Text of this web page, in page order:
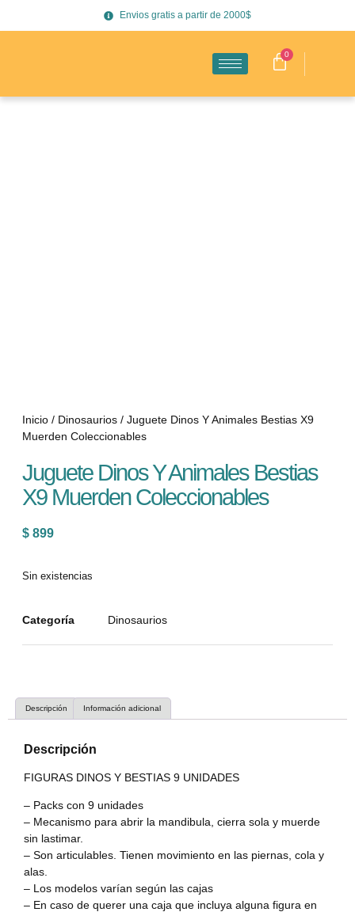
Envios gratis a partir de 2000$
0
Inicio / Dinosaurios / Juguete Dinos Y Animales Bestias X9
Muerden Coleccionables
Juguete Dinos Y Animales Bestias
X9 Muerden Coleccionables
$ 899
Sin existencias
Categoría Dinosaurios
Descripción Información adicional
Descripción
FIGURAS DINOS Y BESTIAS 9 UNIDADES
– Packs con 9 unidades
– Mecanismo para abrir la mandibula, cierra sola y muerde
sin lastimar.
– Son articulables. Tienen movimiento en las piernas, cola y
alas.
– Los modelos varían según las cajas
– En caso de querer una caja que incluya alguna figura en